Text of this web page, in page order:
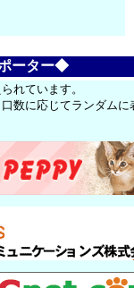
ーター◆
れています。
数に応じてランダムに